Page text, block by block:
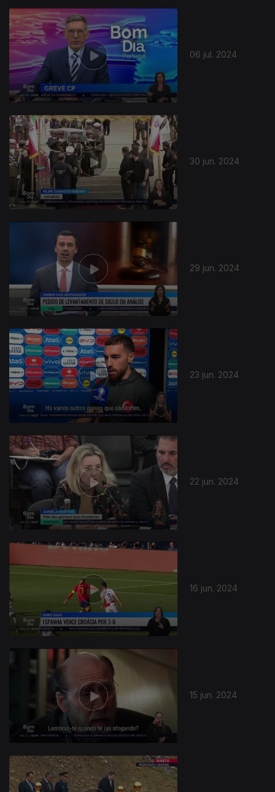
06 jul. 2024
30 jun. 2024
29 jun. 2024
23 jun. 2024
22 jun. 2024
16 jun. 2024
15 jun. 2024